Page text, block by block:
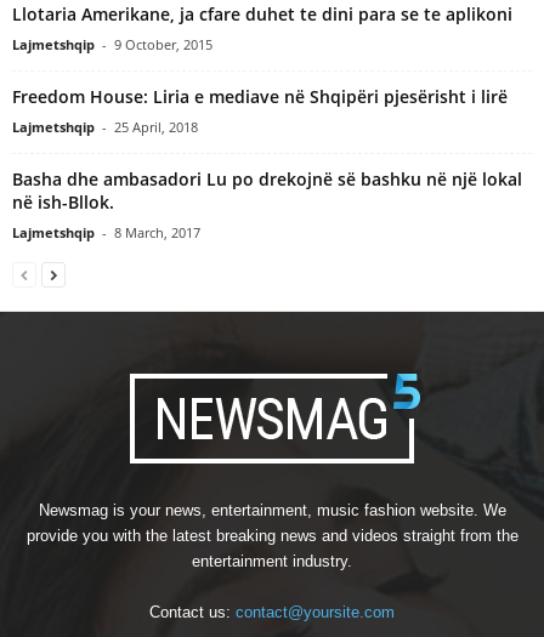
Llotaria Amerikane, ja cfare duhet te dini para se te aplikoni
Lajmetshqip - 9 October, 2015
Freedom House: Liria e mediave në Shqipëri pjesërisht i lirë
Lajmetshqip - 25 April, 2018
Basha dhe ambasadori Lu po drekojnë së bashku në një lokal
në ish-Bllok.
Lajmetshqip - 8 March, 2017
Newsmag is your news, entertainment, music fashion website. We
provide you with the latest breaking news and videos straight from the
entertainment industry.
Contact us: contact@yoursite.com